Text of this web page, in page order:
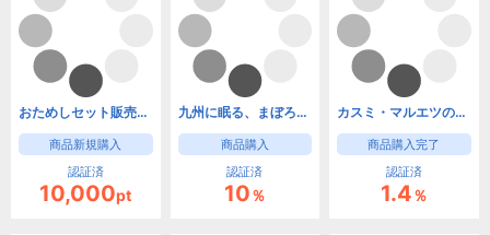
おためしセット販売【らでぃっしゅぼーや】
商品新規購入
認証済
10,000pt
九州に眠る、まぼろしのグルメ産直サイト。全品送料無料【九州お取り寄せ本舗】
商品購入
認証済
10％
カスミ・マルエツのネットスーパー オンラインデリバリー
商品購入完了
認証済
1.4％